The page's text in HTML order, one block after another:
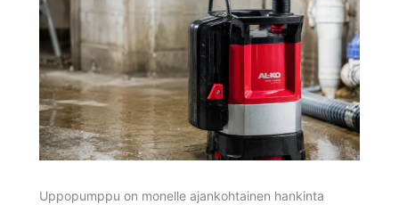
Uppopumppu on monelle ajankohtainen hankinta